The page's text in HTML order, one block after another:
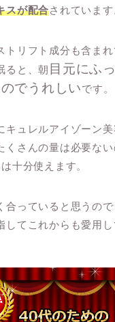
スが配合されています
トリフト成分も含ま
ると、朝 目元にふ
でうれしいです。
キュレルアイゾーン
くさんの量は必要ない
十分使えます。
合っていると思うの
してこれからも愛用し